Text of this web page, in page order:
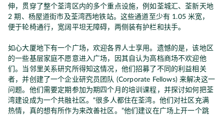
伸，贯穿了整个荃湾区内的多个重点设施，例如荃城汇、荃新天地
2 期、杨屋道街市及荃湾西地铁站。这些通道至少有 1.05 米宽，
便于轮椅通行，宽阔平坦无障碍，两侧装有护栏和扶手。
如心大厦地下有一个广场，欢迎各界人士享用。遗憾的是，该地区
的一些基层家庭不愿意进入广场，因其自认为高档商场不欢迎他
们。当邻里关系研究所得知这情况，他们招募了不同的利益相关
者，并创建了一个企业研究员团队 (Corporate Fellows) 来解决这一
问题。他们需要定期参加为期四个月的培训课程，并探讨如何把荃
湾建设成为一个共融社区。“很多人都住在荃湾。他们对社区充满
热情，真的想有所作为来改善社区。”他们建议在广场上开一个跳